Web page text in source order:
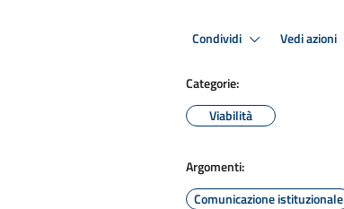
Condividi Vedi azioni
Categorie:
Viabilità
Argomenti:
Comunicazione istituzionale